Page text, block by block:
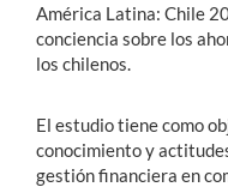
América Latina: Chile
conciencia sobre los
los chilenos.
El estudio tiene como
conocimiento y
gestión financiera en